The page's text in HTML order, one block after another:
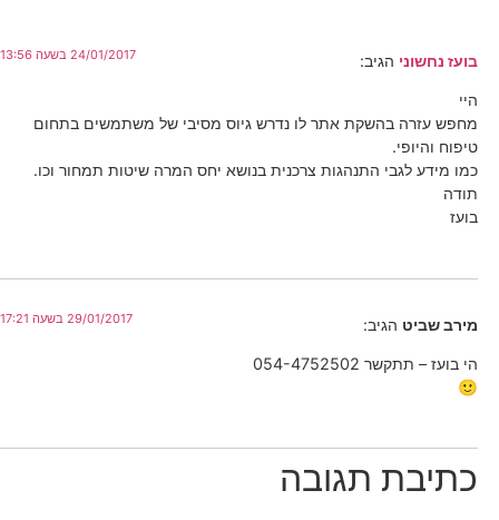
בועז נחשוני הגיב: 24/01/2017 בשעה 13:56
היי
מחפש עזרה בהשקת אתר לו נדרש גיוס מסיבי של משתמשים בתחום
טיפוח והיופי.
כמו מידע לגבי התנהגות צרכנית בנושא יחס המרה שיטות תמחור וכו.
תודה
בועז
מירב שביט הגיב: 29/01/2017 בשעה 17:21
הי בועז – תתקשר 054-4752502
🙂
כתיבת תגובה